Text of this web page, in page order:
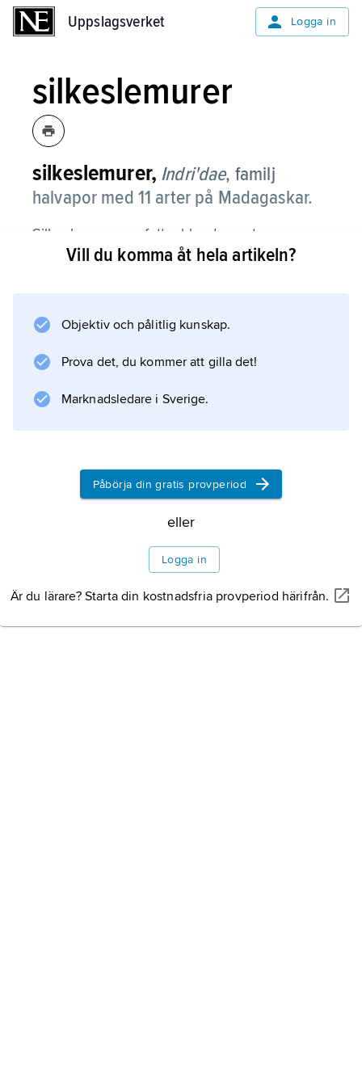
Uppslagsverket Logga in
silkeslemurer
silkeslemurer, Indri'dae, familj
halvapor med 11 arter på Madagaskar.
Silkeslemurer omfattar bland annat
och
. De lever i skogar och skiljer sig från andra
tanduppsättning.
Information om artikeln
Vill du komma åt hela artikeln?
Objektiv och pålitlig kunskap.
Prova det, du kommer att gilla det!
Marknadsledare i Sverige.
Påbörja din gratis provperiod
eller
Logga in
Är du lärare? Starta din kostnadsfria provperiod härifrån.